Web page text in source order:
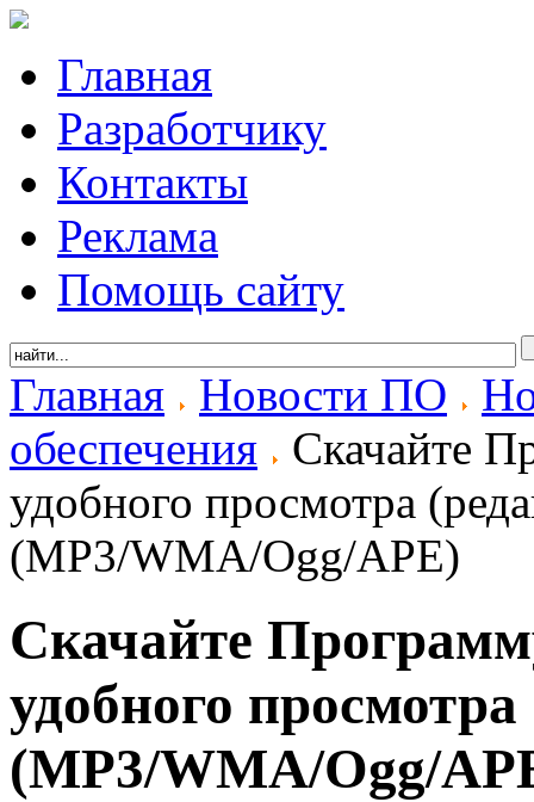
Главная
Разработчику
Контакты
Реклама
Помощь сайту
Главная Новости ПО
обеспечения
Скачайте
удобного просмотра
(MP3/WMA/Ogg/APE)
Скачайте
удобного
(MP3/WMA/Ogg/